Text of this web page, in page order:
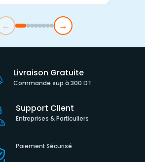
← →
Livraison Gratuite
Commande sup à 300 DT
Support Client
Entreprises & Particuliers
Paiement Sécurisé